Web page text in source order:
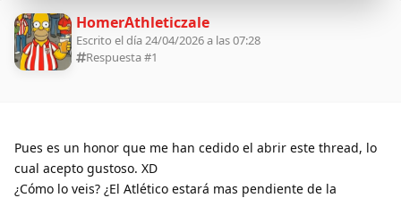
HomerAthleticzale
Escrito el día 24/04/2026 a las 07:28
Respuesta #1
Pues es un honor que me han cedido el abrir este thread, lo
cual acepto gustoso. XD
¿Cómo lo veis? ¿El Atlético estará mas pendiente de la